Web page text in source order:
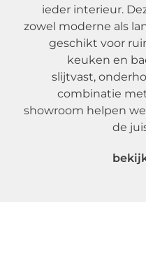
ieder interieur.
zowel moderne als
geschikt voor
keuken en
slijtvast,
combinatie
showroom helpen
de